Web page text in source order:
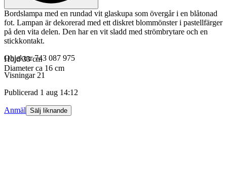
Bordslampa med en rundad vit glaskupa som övergår i en blåtonad
fot. Lampan är dekorerad med ett diskret blommönster i pastellfärger
på den vita delen. Den har en vit sladd med strömbrytare och en
stickkontakt.
Höjd 33 cm
Diameter ca 16 cm
Objektnr 743 087 975
Visningar 21
Publicerad 1 aug 14:12
Anmäl Sälj liknande